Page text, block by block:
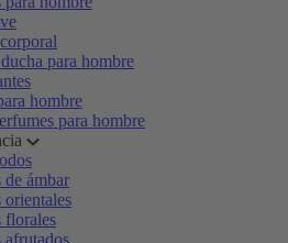
para hombre
hombre
para hombre
de ámbar
orientales
florales
afrutados